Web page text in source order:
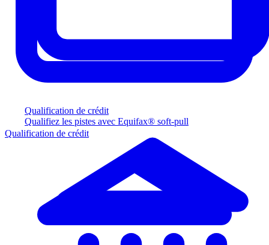
Qualification de crédit
Qualifiez les pistes avec Equifax® soft-pull
Qualification de crédit